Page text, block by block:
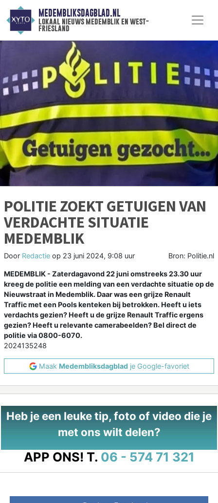
MEDEMBLIKSDAGBLAD.NL
lokaal nieuws medemblik en west-
friesland
POLITIE ZOEKT GETUIGEN VAN
VERDACHTE SITUATIE
MEDEMBLIK
Door Redactie op 23 juni 2024, 9:08 uur Bron: Politie.nl
MEDEMBLIK - Zaterdagavond 22 juni omstreeks 23.30 uur
kreeg de politie een melding van een verdachte situatie op de
Nieuwstraat in Medemblik. Daar was een grijze Renault
Traffic met een Pools kenteken bij betrokken. Heeft u iets
verdachts gezien? Heeft u de grijze Renault Traffic ergens
gezien? Heeft u relevante camerabeelden? Bel direct de
politie via 0800-6070.
2024135248
Maak Medembliksdagbladje Google-favoriet
Heb je een leuke tip, foto of video die je
met ons wilt delen?
APP ONS! T. 06 - 574 71 321